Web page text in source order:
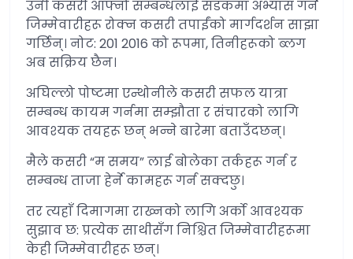
उनी कसरी आफ्नो सम्बन्धलाई सडकमा अभ्यास गर्ने
जिम्मेवारीहरू रोक्न कसरी तपाईंको मार्गदर्शन साझा
गर्छिन्। नोट: 201 2016 को रूपमा, तिनीहरूको ब्लग
अब सक्रिय छैन।
अघिल्लो पोष्टमा एन्थोनीले कसरी सफल यात्रा
सम्बन्ध कायम गर्नमा सम्झौता र संचारको लागि
आवश्यक तयहरू छन् भन्ने बारेमा बताउँदछन्।
मैले कसरी “म समय” लाई बोलेका तर्कहरू गर्न र
सम्बन्ध ताजा हेर्ने कामहरू गर्न सक्दछु।
तर त्यहाँ दिमागमा राख्नको लागि अर्को आवश्यक
सुझाव छ: प्रत्येक साथीसँग निश्चित जिम्मेवारीहरूमा
केही जिम्मेवारीहरू छन्।